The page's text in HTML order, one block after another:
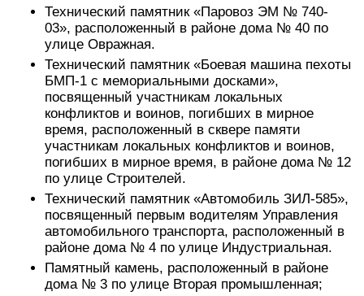
Технический памятник «Паровоз ЭМ № 740-
03», расположенный в районе дома № 40 по
улице Овражная.
Технический памятник «Боевая машина пехоты
БМП-1 с мемориальными досками»,
посвященный участникам локальных
конфликтов и воинов, погибших в мирное
время, расположенный в сквере памяти
участникам локальных конфликтов и воинов,
погибших в мирное время, в районе дома № 12
по улице Строителей.
Технический памятник «Автомобиль ЗИЛ-585»,
посвященный первым водителям Управления
автомобильного транспорта, расположенный в
районе дома № 4 по улице Индустриальная.
Памятный камень, расположенный в районе
дома № 3 по улице Вторая промышленная;